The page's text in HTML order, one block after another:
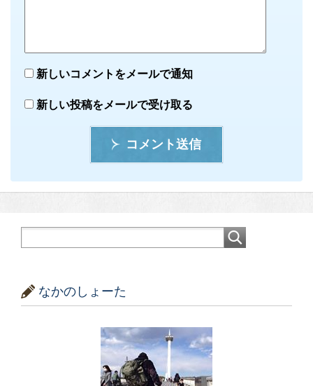
新しいコメントをメールで通知
新しい投稿をメールで受け取る
コメント送信
なかのしょーた